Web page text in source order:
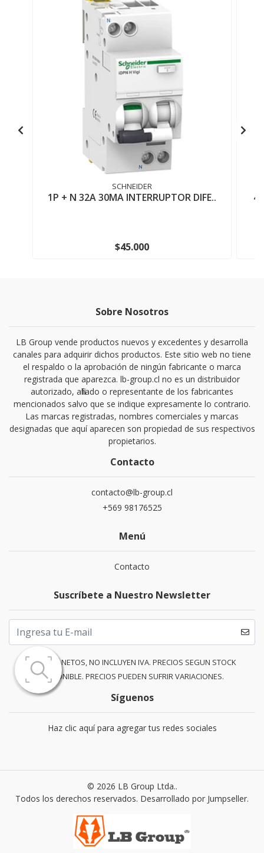
SCHNEIDER
1P + N 32A 30MA INTERRUPTOR DIFE..
$45.000
Sobre Nosotros
LB Group vende productos nuevos y excedentes y desarrolla
canales para adquirir dichos productos. Este sitio web no tiene
el respaldo o la aprobación de ningún fabricante o marca
registrada que aparezca. lb-group.cl no es un distribuidor
autorizado, afiliado o representante de los fabricantes
mencionados salvo que se indique expresamente lo contrario.
Las marcas registradas, nombres comerciales y marcas
designadas que aquí aparecen son propiedad de sus respectivos
propietarios.
Contacto
contacto@lb-group.cl
+569 98176525
Menú
Contacto
Suscríbete a Nuestro Newsletter
PRECIOS NETOS, NO INCLUYEN IVA. PRECIOS SEGUN STOCK
DISPONIBLE. PRECIOS PUEDEN SUFRIR VARIACIONES.
Síguenos
Haz clic aquí para agregar tus redes sociales
© 2026 LB Group Ltda..
Todos los derechos reservados. Desarrollado por Jumpseller.